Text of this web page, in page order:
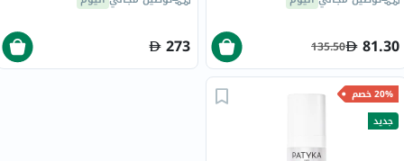
81.30
135.50
273
20% خصم
جديد